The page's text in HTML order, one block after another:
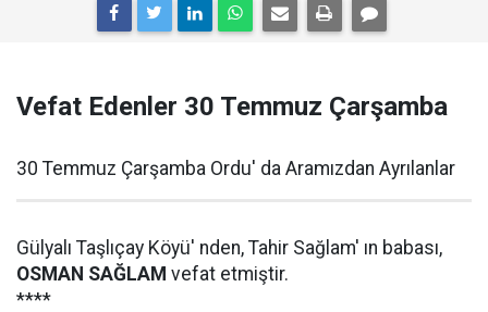
Vefat Edenler 30 Temmuz Çarşamba
30 Temmuz Çarşamba Ordu' da Aramızdan Ayrılanlar
Gülyalı Taşlıçay Köyü' nden, Tahir Sağlam' ın babası,
OSMAN SAĞLAM vefat etmiştir.
****